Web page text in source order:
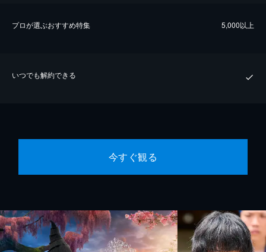
プロが選ぶおすすめ特集 5,000以上
いつでも解約できる
今すぐ観る